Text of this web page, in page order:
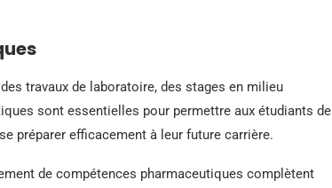
travaux de laboratoire, des stages en milieu
sont essentielles pour permettre aux étudiants de
préparer efficacement à leur future carrière.
de compétences pharmaceutiques complètent